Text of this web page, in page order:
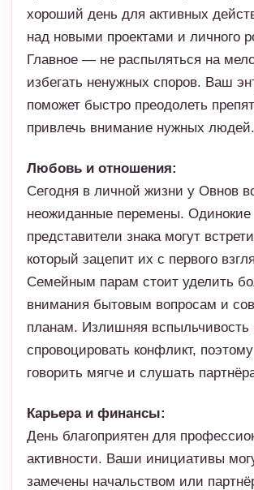
хороший день для активных
над новыми проектами и личного
Главное — не распыляться на
избегать ненужных споров. Ваш
поможет быстро преодолеть
привлечь внимание нужных людей.
Любовь и отношения:
Сегодня в личной жизни у Овнов
неожиданные перемены. Одинокие
представители знака могут
который зацепит их с первого
Семейным парам стоит уделить
внимания бытовым вопросам и
планам. Излишняя вспыльчивость
спровоцировать конфликт,
говорить мягче и слушать
Карьера и финансы:
День благоприятен для
активности. Ваши инициативы
замечены начальством или